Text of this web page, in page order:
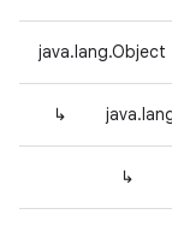
java.lang.Object
↳
↳